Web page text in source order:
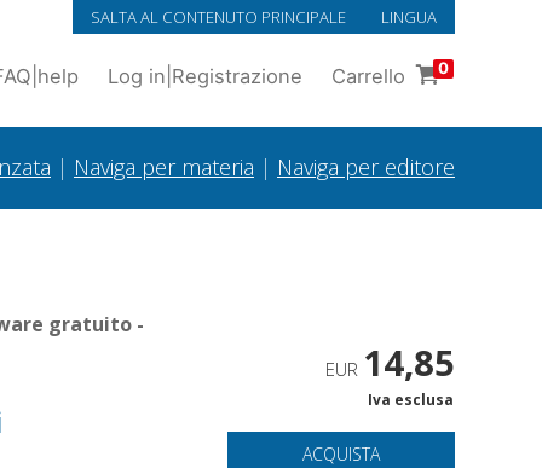
SALTA AL CONTENUTO PRINCIPALE LINGUA
help Log in Registrazione Carrello 0
| Naviga per materia | Naviga per editore
gratuito -
EUR 14,85
Iva esclusa
ACQUISTA